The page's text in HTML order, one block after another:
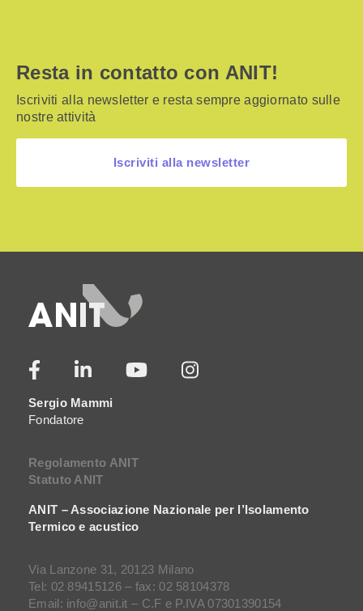
Resta in contatto con ANIT!
Iscriviti alla newsletter e resta sempre aggiornato sulle
nostre attività
Iscriviti alla newsletter
Sergio Mammi
Fondatore
Regolamento ANIT
Statuto ANIT
ANIT – Associazione Nazionale per l’Isolamento
Termico e acustico
Via Lanzone 31, 20123 Milano
Tel: 02 89415126 – fax: 02 58104378
Email: info@anit.it – C.F e P.IVA 07301390154